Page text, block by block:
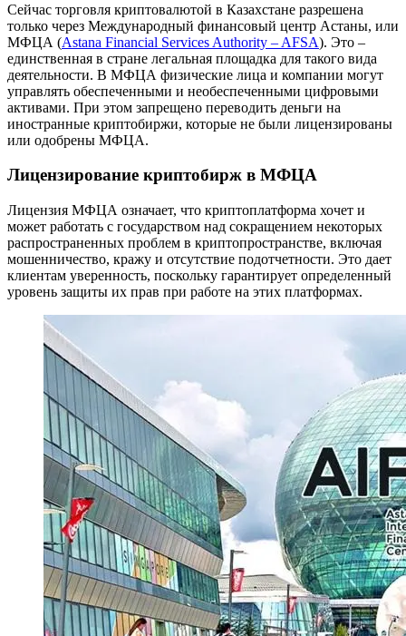
Сейчас торговля криптовалютой в Казахстане разрешена
только через Международный финансовый центр Астаны, или
МФЦА (Astana Financial Services Authority – AFSA). Это –
единственная в стране легальная площадка для такого вида
деятельности. В МФЦА физические лица и компании могут
управлять обеспеченными и необеспеченными цифровыми
активами. При этом запрещено переводить деньги на
иностранные криптобиржи, которые не были лицензированы
или одобрены МФЦА.
Лицензирование криптобирж в МФЦА
Лицензия МФЦА означает, что криптоплатформа хочет и
может работать с государством над сокращением некоторых
распространенных проблем в криптопространстве, включая
мошенничество, кражу и отсутствие подотчетности. Это дает
клиентам уверенность, поскольку гарантирует определенный
уровень защиты их прав при работе на этих платформах.